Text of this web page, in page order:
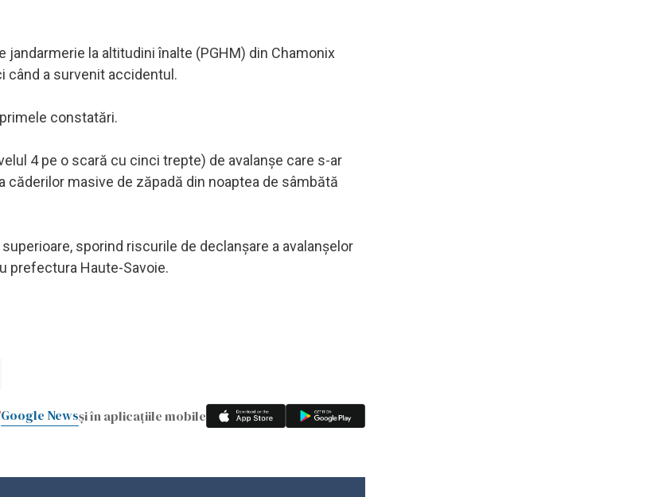
la altitudini înalte (PGHM) din Chamonix
când a survenit accidentul.
constatări.
4 pe o scară cu cinci trepte) de avalanşe care s-ar
căderilor masive de zăpadă din noaptea de sâmbătă
sporind riscurile de declanşare a avalanşelor
prefectura Haute-Savoie.
Google Newsși în aplicațiile mobile